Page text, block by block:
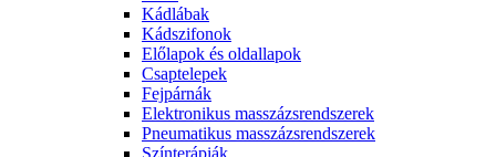
Kádlábak
Kádszifonok
Előlapok és oldallapok
Csaptelepek
Fejpárnák
Elektronikus masszázsrendszerek
Pneumatikus masszázsrendszerek
Színterápiák